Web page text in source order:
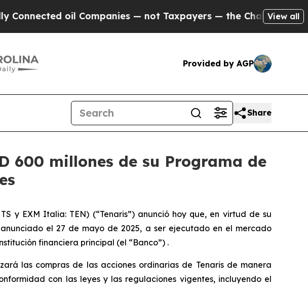
oil Companies — not Taxpayers — the Chance to Cash in
View all
Provided by AGP
Share
600 millones de su Programa de
TS y EXM Italia: TEN) (“Tenaris”) anunció hoy que, en virtud de su
el 27 de mayo de 2025, a ser ejecutado en el mercado
financiera principal (el “Banco”) .
las compras de las acciones ordinarias de Tenaris de manera
con las leyes y las regulaciones vigentes, incluyendo el